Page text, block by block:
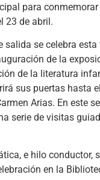
para
23 de abril.
salida se celebra
de la
de la literatura
sus puertas hasta
Arias. En este
serie de visitas
e hilo conductor,
en la